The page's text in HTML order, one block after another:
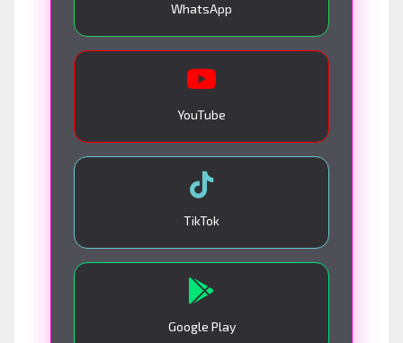
WhatsApp
YouTube
TikTok
Google Play